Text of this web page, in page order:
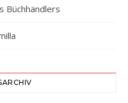
Büchhändlers